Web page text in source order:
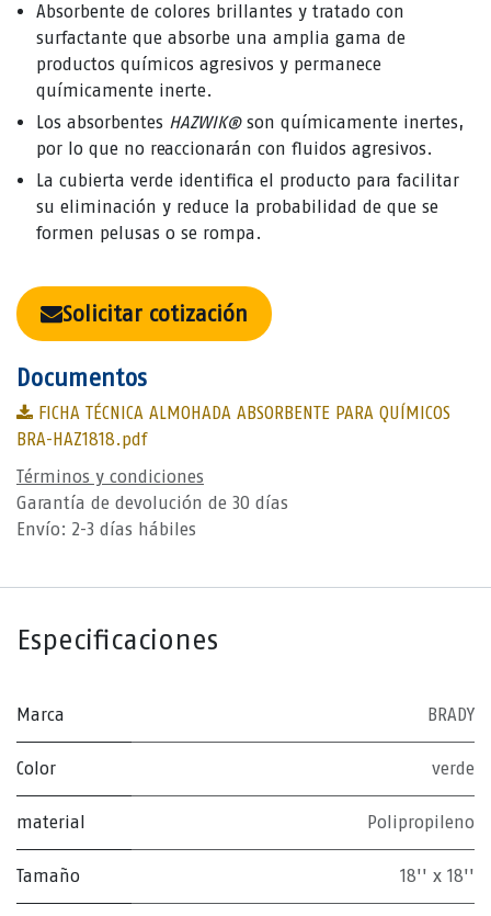
Absorbente de colores brillantes y tratado con
surfactante que absorbe una amplia gama de
productos químicos agresivos y permanece
químicamente inerte.
Los absorbentes HAZWIK®son químicamente inertes,
por lo que no reaccionarán con fluidos agresivos.
La cubierta verde identifica el producto para facilitar
su eliminación y reduce la probabilidad de que se
formen pelusas o se rompa.
Solicitar cotización
Documentos
FICHA TÉCNICA ALMOHADA ABSORBENTE PARA QUÍMICOS
BRA-HAZ1818.pdf
Términos y condiciones
Garantía de devolución de 30 días
Envío: 2-3 días hábiles
Especificaciones
Marca BRADY
Color verde
material Polipropileno
Tamaño 18'' x 18''